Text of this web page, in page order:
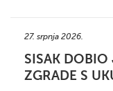
27. srpnja 2026.
SISAK DOBIO
ZGRADE S